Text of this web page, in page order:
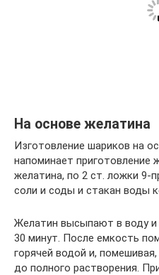
На основе желатина
Изготовление шариков на
напоминает приготовление
желатина, по 2 ст. ложки 9-
соли и соды и стакан воды
Желатин высыпают в воду и
30 минут. После емкость
горячей водой и,
до полного растворения.